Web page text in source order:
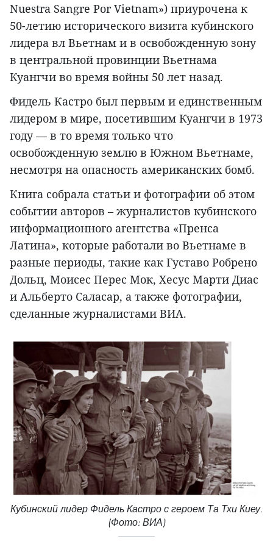
Nuestra Sangre Por Vietnam») приурочена к
50-летию исторического визита кубинского
лидера вл Вьетнам и в освобожденную зону
в центральной провинции Вьетнама
Куангчи во время войны 50 лет назад.
Фидель Кастро был первым и единственным
лидером в мире, посетившим Куангчи в 1973
году — в то время только что
освобожденную землю в Южном Вьетнаме,
несмотря на опасность американских бомб.
Книга собрала статьи и фотографии об этом
событии авторов – журналистов кубинского
информационного агентства «Пренса
Латина», которые работали во Вьетнаме в
разные периоды, такие как Густаво Робрено
Дольц, Моисес Перес Мок, Хесус Марти Диас
и Альберто Саласар, а также фотографии,
сделанные журналистами ВИА.
Кубинский лидер Фидель Кастро с героем Та Тхи Киеу.
(Фото: ВИА)